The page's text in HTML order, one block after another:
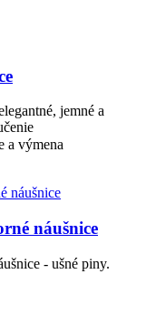
jemné a
výmena
náušnice
- ušné piny.